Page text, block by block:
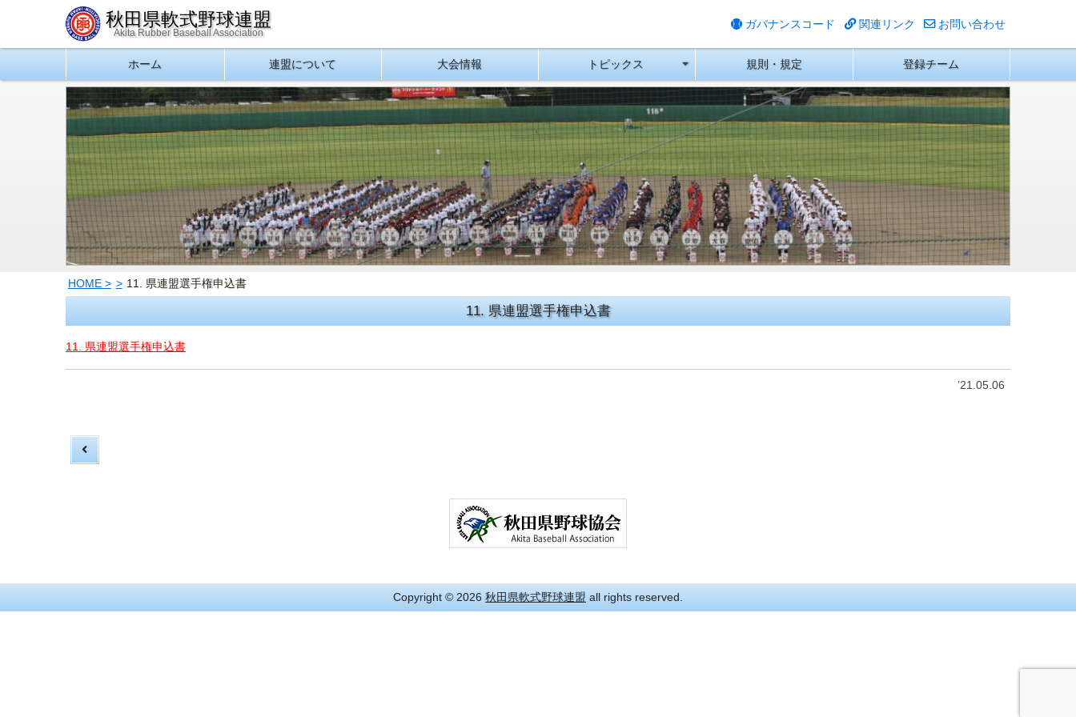
秋田県軟式野球連盟
Akita Rubber Baseball Association
ガバナンスコード 関連リンク お問い合わせ
ホーム 連盟について 大会情報 トピックス 規則・規定 登録チーム
HOME 11. 県連盟選手権申込書
11. 県連盟選手権申込書
11. 県連盟選手権申込書
’21.05.06
Copyright © 2026 秋田県軟式野球連盟 all rights reserved.